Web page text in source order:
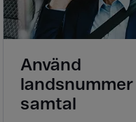
Använd
landsnummer
samtal